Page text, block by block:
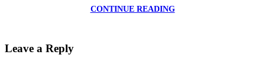
CONTINUE READING
Leave a Reply